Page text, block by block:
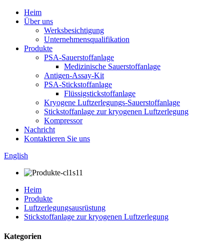
Heim
Über uns
Werksbesichtigung
Unternehmensqualifikation
Produkte
PSA-Sauerstoffanlage
Medizinische Sauerstoffanlage
Antigen-Assay-Kit
PSA-Stickstoffanlage
Flüssigstickstoffanlage
Kryogene Luftzerlegungs-Sauerstoffanlage
Stickstoffanlage zur kryogenen Luftzerlegung
Kompressor
Nachricht
Kontaktieren Sie uns
English
Heim
Produkte
Luftzerlegungsausrüstung
Stickstoffanlage zur kryogenen Luftzerlegung
Kategorien